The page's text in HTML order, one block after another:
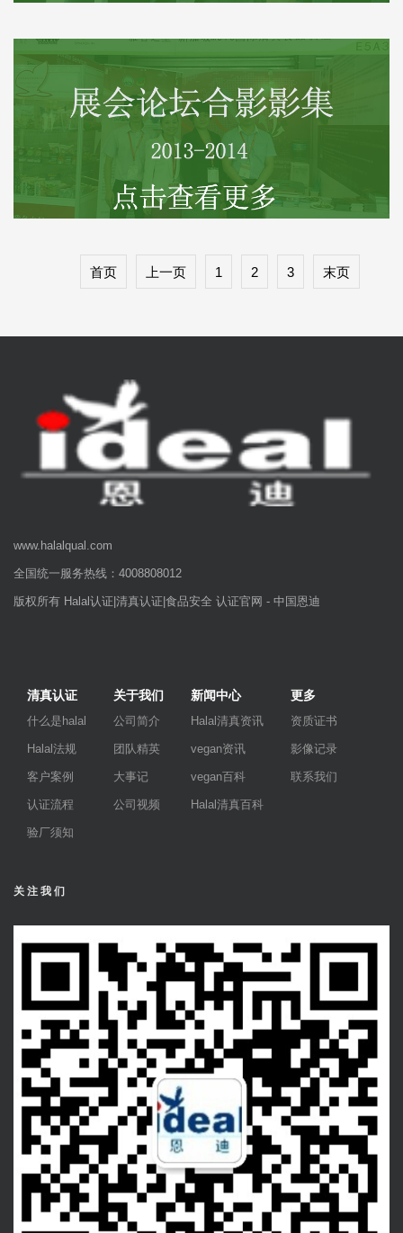
首页 上一页 1 2 3 末页
www.halalqual.com
全国统一服务热线：4008808012
版权所有 Halal认证|清真认证|食品安全 认证官网 - 中国恩迪
清真认证
什么是halal
Halal法规
客户案例
认证流程
验厂须知
关于我们
公司简介
团队精英
大事记
公司视频
新闻中心
Halal清真资讯
vegan资讯
vegan百科
Halal清真百科
更多
资质证书
影像记录
联系我们
关注我们